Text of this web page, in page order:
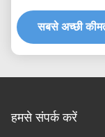
मूर्तिकला
सबसे अच्छी
हमसे संपर्क करें